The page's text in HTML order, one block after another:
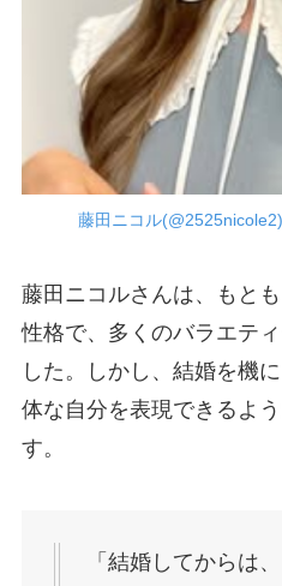
藤田ニコル
藤田ニコルさんは、もと
性格で、多くのバラエテ
した。しかし、結婚を機
体な自分を表現できるよ
す。
「結婚してからは